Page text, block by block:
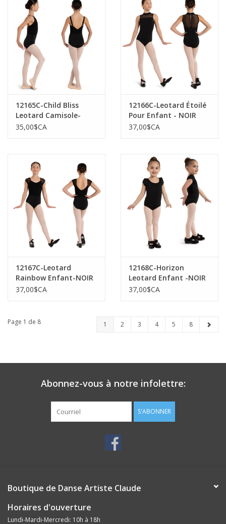
12165C-Child Bliss
Leotard Camisole-
NOIR
35,00$CA
12166C-Leotard Étoilé
Pour Enfant - NOIR
37,00$CA
12167C-Leotard
Rainbow Enfant-NOIR
37,00$CA
12168C-Horizon
Leotard Enfant -NOIR
37,00$CA
Page 1 de 8 1 2 3 4 5 8
Abonnez-vous à notre infolettre:
S'ABONNER
Boutique de Danse Artiste Claude
Horaires d'ouverture
Lundi-Mardi-Mercredi: 10h à 18h